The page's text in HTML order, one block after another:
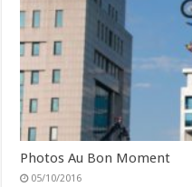
Photos Au Bon Moment
05/10/2016